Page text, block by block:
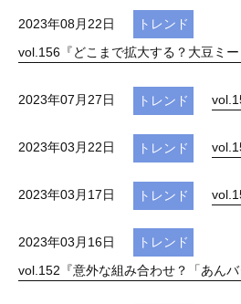
2023年08月22日
トレンド
vol.156『どこまで拡大する？大豆ミー
2023年07月27日 トレンド
2023年03月22日 トレンド
2023年03月17日 トレンド
2023年03月16日
トレンド
vol.152『意外な組み合わせ？「あんバ